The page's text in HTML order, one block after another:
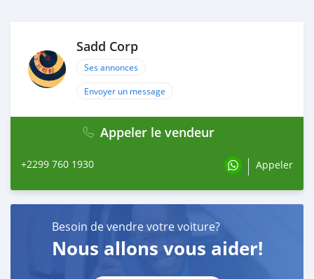
Sadd Corp
Ses annonces
Envoyer un message
Appeler le vendeur
+2299 760 1930 Appeler
Besoin de vendre votre voiture?
Nous allons vous aider!